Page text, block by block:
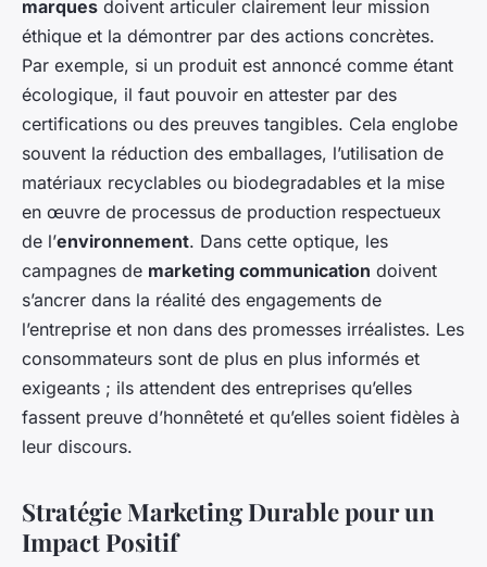
marques doivent articuler clairement leur mission
éthique et la démontrer par des actions concrètes.
Par exemple, si un produit est annoncé comme étant
écologique, il faut pouvoir en attester par des
certifications ou des preuves tangibles. Cela englobe
souvent la réduction des emballages, l’utilisation de
matériaux recyclables ou biodegradables et la mise
en œuvre de processus de production respectueux
de l’environnement. Dans cette optique, les
campagnes de marketing communication doivent
s’ancrer dans la réalité des engagements de
l’entreprise et non dans des promesses irréalistes. Les
consommateurs sont de plus en plus informés et
exigeants ; ils attendent des entreprises qu’elles
fassent preuve d’honnêteté et qu’elles soient fidèles à
leur discours.
Stratégie Marketing Durable pour un
Impact Positif